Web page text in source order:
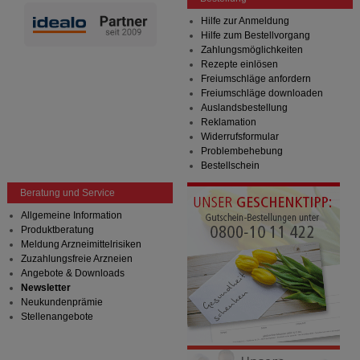
Hilfe zur Anmeldung
Hilfe zum Bestellvorgang
Zahlungsmöglichkeiten
Rezepte einlösen
Freiumschläge anfordern
Freiumschläge downloaden
Auslandsbestellung
Reklamation
Widerrufsformular
Problembehebung
Bestellschein
Beratung und Service
Allgemeine Information
Produktberatung
Meldung Arzneimittelrisiken
Zuzahlungsfreie Arzneien
Angebote & Downloads
Newsletter
Neukundenprämie
Stellenangebote